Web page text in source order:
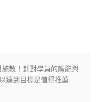
施教！針對學員的體能與
達到目標是值得推薦